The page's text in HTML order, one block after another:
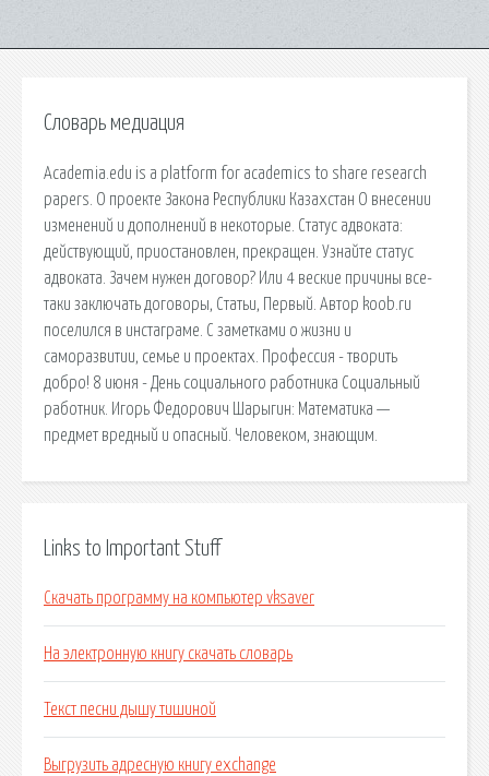
Словарь медиация
Academia.edu is a platform for academics to share research
papers. О проекте Закона Республики Казахстан О внесении
изменений и дополнений в некоторые. Статус адвоката:
действующий, приостановлен, прекращен. Узнайте статус
адвоката. Зачем нужен договор? Или 4 веские причины все-
таки заключать договоры, Статьи, Первый. Автор koob.ru
поселился в инстаграме. С заметками о жизни и
саморазвитии, семье и проектах. Профессия - творить
добро! 8 июня - День социального работника Социальный
работник. Игорь Федорович Шарыгин: Математика —
предмет вредный и опасный. Человеком, знающим.
Links to Important Stuff
Скачать программу на компьютер vksaver
На электронную книгу скачать словарь
Текст песни дышу тишиной
Выгрузить адресную книгу exchange